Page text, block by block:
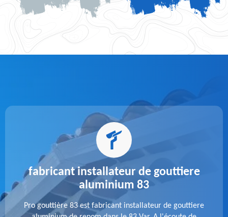
fabricant installateur de gouttiere
aluminium 83
Pro gouttière 83 est fabricant installateur de gouttiere